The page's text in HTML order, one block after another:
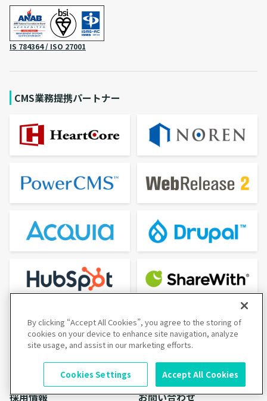
IS 784364 / ISO 27001
CMS業務提携パートナー
特長
サービス
実績
セミナー
会社情報
採用情報
お問い合わせ
By clicking “Accept All Cookies”, you agree to the storing of
cookies on your device to enhance site navigation, analyze
site usage, and assist in our marketing efforts.
Accept All Cookies
Cookies Settings